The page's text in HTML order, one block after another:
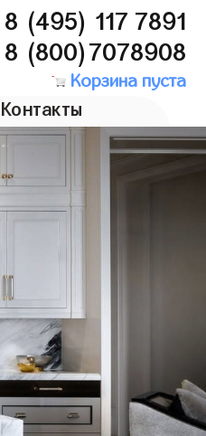
8 (495) 117 7891
8 (800)7078908
Корзина пуста
Контакты